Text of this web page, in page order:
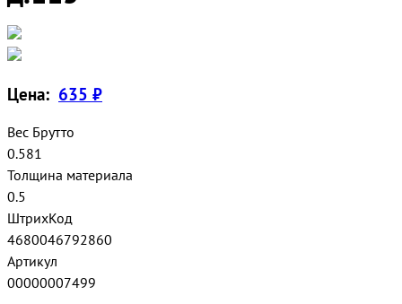
Цена: 635 ₽
Вес Брутто
0.581
Толщина материала
0.5
ШтрихКод
4680046792860
Артикул
00000007499